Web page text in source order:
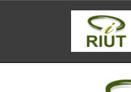
navigation